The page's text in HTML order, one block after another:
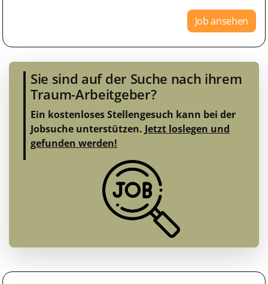
Job ansehen
Sie sind auf der Suche nach ihrem
Traum-Arbeitgeber?
Ein kostenloses Stellengesuch kann bei der
Jobsuche unterstützen. Jetzt loslegen und
gefunden werden!